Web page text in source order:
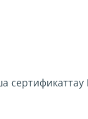
сертификаттау